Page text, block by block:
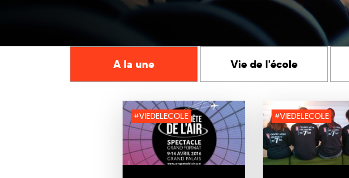
A la une Vie de l'école
#VIEDELECOLE #VIEDELECOLE